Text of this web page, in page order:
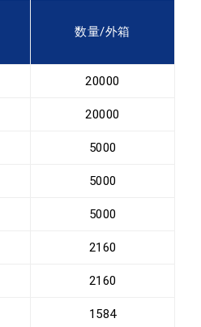
数量/外箱
20000
20000
5000
5000
5000
2160
2160
1584